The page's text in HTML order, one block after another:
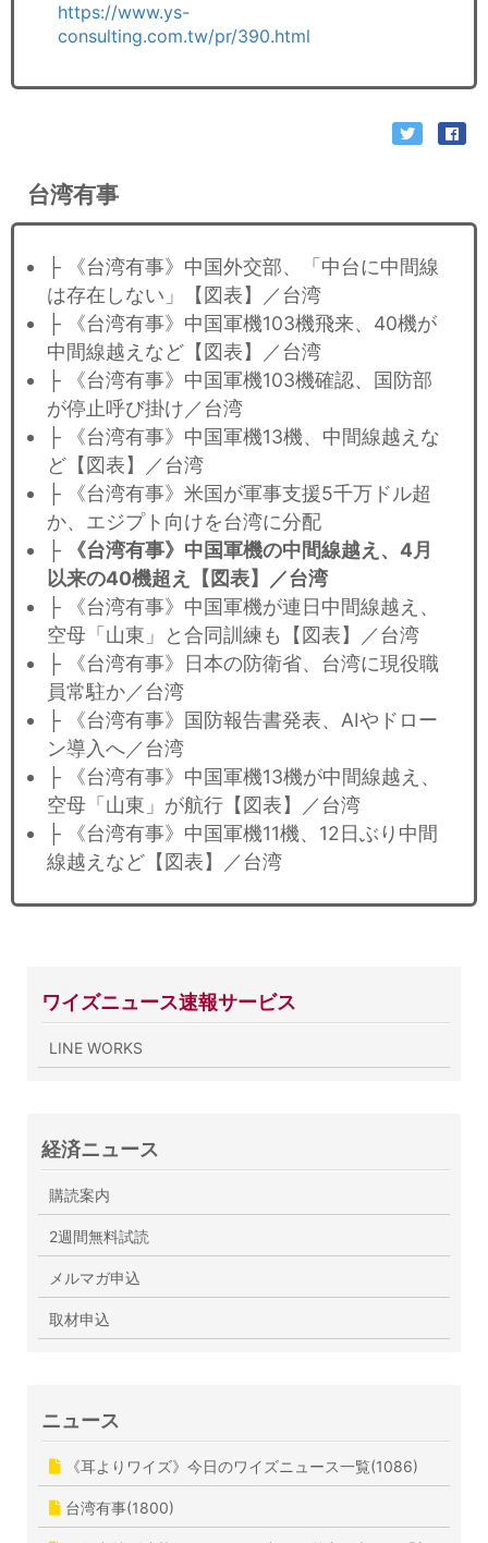
https://www.ys-
consulting.com.tw/pr/390.html
台湾有事
├ 《台湾有事》中国外交部、「中台に中間線
は存在しない」【図表】／台湾
├ 《台湾有事》中国軍機103機飛来、40機が
中間線越えなど【図表】／台湾
├ 《台湾有事》中国軍機103機確認、国防部
が停止呼び掛け／台湾
├ 《台湾有事》中国軍機13機、中間線越えな
ど【図表】／台湾
├ 《台湾有事》米国が軍事支援5千万ドル超
か、エジプト向けを台湾に分配
├
《台湾有事》中国軍機の中間線越え、4月
以来の40機超え【図表】／台湾
├ 《台湾有事》中国軍機が連日中間線越え、
空母「山東」と合同訓練も【図表】／台湾
├ 《台湾有事》日本の防衛省、台湾に現役職
員常駐か／台湾
├ 《台湾有事》国防報告書発表、AIやドロー
ン導入へ／台湾
├ 《台湾有事》中国軍機13機が中間線越え、
空母「山東」が航行【図表】／台湾
├ 《台湾有事》中国軍機11機、12日ぶり中間
線越えなど【図表】／台湾
ワイズニュース速報サービス
LINE WORKS
経済ニュース
購読案内
2週間無料試読
メルマガ申込
取材申込
ニュース
《耳よりワイズ》今日のワイズニュース一覧(1086)
台湾有事(1800)